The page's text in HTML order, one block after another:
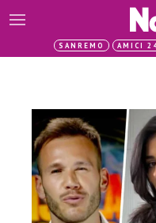
SANREMO AMICI